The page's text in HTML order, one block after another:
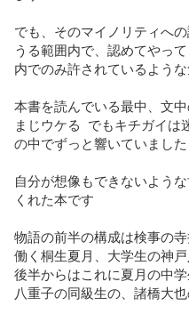
でも、そのマイノリティへ
うる範囲内で、認めてやっ
内でのみ許されているよう
本書を読んでいる最中、文
まじウケる  でもキチガイ
の中でずっと響いていました
自分が想像もできないよう
くれた本です
物語の前半の構成は検事の
働く桐生夏月、大学生の神
後半からはこれに夏月の中
八重子の同級生の、諸橋大